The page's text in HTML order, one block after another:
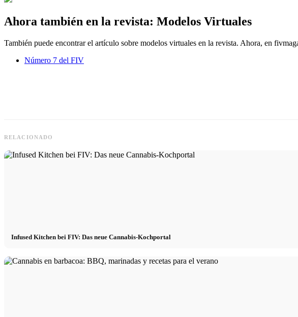
Ahora también en la revista: Modelos Virtuales
También puede encontrar el artículo sobre modelos virtuales en la revista. Ahora, en
Número 7 del FIV
RELACIONADO
Infused Kitchen bei FIV: Das neue Cannabis-Kochportal